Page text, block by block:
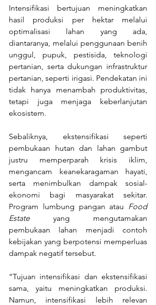
Intensifikasi bertujuan meningkatkan
hasil produksi per hektar melalui
optimalisasi lahan yang ada,
diantaranya, melalui penggunaan benih
unggul, pupuk, pestisida, teknologi
pertanian, serta dukungan infrastruktur
pertanian, seperti irigasi. Pendekatan ini
tidak hanya menambah produktivitas,
tetapi juga menjaga keberlanjutan
ekosistem.
Sebaliknya, ekstensifikasi seperti
pembukaan hutan dan lahan gambut
justru memperparah krisis iklim,
mengancam keanekaragaman hayati,
serta menimbulkan dampak sosial-
ekonomi bagi masyarakat sekitar.
Program lumbung pangan atau Food
Estate yang mengutamakan
pembukaan lahan menjadi contoh
kebijakan yang berpotensi memperluas
dampak negatif tersebut.
“Tujuan intensifikasi dan ekstensifikasi
sama, yaitu meningkatkan produksi.
Namun, intensifikasi lebih relevan